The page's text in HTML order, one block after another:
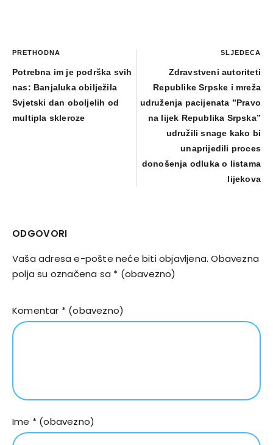
PRETHODNA
Potrebna im je podrška svih
nas: Banjaluka obilježila
Svjetski dan oboljelih od
multipla skleroze
SLJEDEĆA
Zdravstveni autoriteti
Republike Srpske i mreža
udruženja pacijenata ”Pravo
na lijek Republika Srpska”
udružili snage kako bi
unaprijedili proces
donošenja odluka o listama
lijekova
ODGOVORI
Vaša adresa e-pošte neće biti objavljena. Obavezna
polja su označena sa * (obavezno)
Komentar * (obavezno)
Ime * (obavezno)